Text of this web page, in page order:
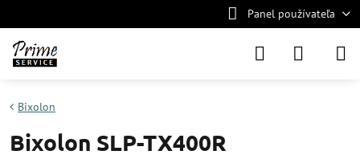
Panel používateľa
Bixolon
Bixolon SLP-TX400R